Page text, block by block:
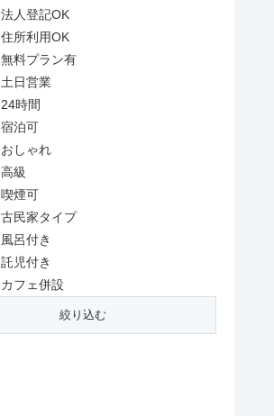
法人登記OK
住所利用OK
無料プラン有
土日営業
24時間
宿泊可
おしゃれ
高級
喫煙可
古民家タイプ
風呂付き
託児付き
カフェ併設